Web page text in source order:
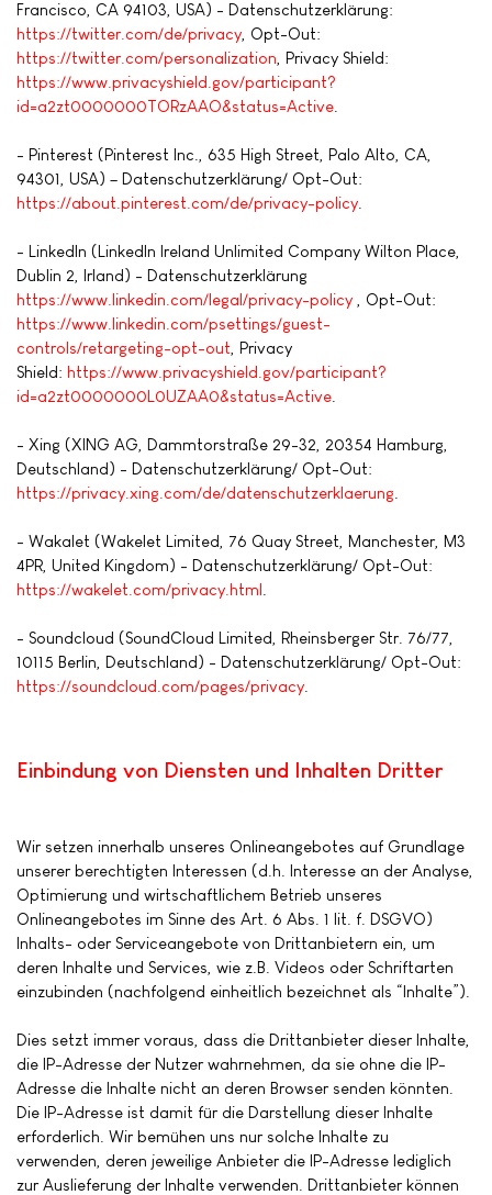
Francisco, CA 94103, USA) - Datenschutzerklärung:
https://twitter.com/de/privacy , Opt-Out:
https://twitter.com/personalization , Privacy Shield:
https://www.privacyshield.gov/participant?
id=a2zt0000000TORzAAO&status=Active
- Pinterest (Pinterest Inc., 635 High Street, Palo Alto, CA,
94301, USA) – Datenschutzerklärung/ Opt-Out:
https://about.pinterest.com/de/privacy-policy
- LinkedIn (LinkedIn Ireland Unlimited Company Wilton Place,
Dublin 2, Irland) - Datenschutzerklärung
https://www.linkedin.com/legal/privacy-policy , Opt-Out:
https://www.linkedin.com/psettings/guest-
controls/retargeting-opt-out , Privacy
Shield: https://www.privacyshield.gov/participant?
id=a2zt0000000L0UZAA0&status=Active
- Xing (XING AG, Dammtorstraße 29-32, 20354 Hamburg,
Deutschland) - Datenschutzerklärung/ Opt-Out:
https://privacy.xing.com/de/datenschutzerklaerung
- Wakalet (Wakelet Limited, 76 Quay Street, Manchester, M3
4PR, United Kingdom) - Datenschutzerklärung/ Opt-Out:
https://wakelet.com/privacy.html
- Soundcloud (SoundCloud Limited, Rheinsberger Str. 76/77,
10115 Berlin, Deutschland) - Datenschutzerklärung/ Opt-Out:
https://soundcloud.com/pages/privacy
Einbindung von Diensten und Inhalten Dritter
Wir setzen innerhalb unseres Onlineangebotes auf Grundlage
unserer berechtigten Interessen (d.h. Interesse an der Analyse,
Optimierung und wirtschaftlichem Betrieb unseres
Onlineangebotes im Sinne des Art. 6 Abs. 1 lit. f. DSGVO)
Inhalts- oder Serviceangebote von Drittanbietern ein, um
deren Inhalte und Services, wie z.B. Videos oder Schriftarten
einzubinden (nachfolgend einheitlich bezeichnet als “Inhalte”).
Dies setzt immer voraus, dass die Drittanbieter dieser Inhalte,
die IP-Adresse der Nutzer wahrnehmen, da sie ohne die IP-
Adresse die Inhalte nicht an deren Browser senden könnten.
Die IP-Adresse ist damit für die Darstellung dieser Inhalte
erforderlich. Wir bemühen uns nur solche Inhalte zu
verwenden, deren jeweilige Anbieter die IP-Adresse lediglich
zur Auslieferung der Inhalte verwenden. Drittanbieter können